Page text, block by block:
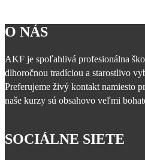
O NÁS
AKF je spoľahlivá profesionálna
dlhoročnou tradíciou a starostlivo
Preferujeme živý kontakt namiesto
naše kurzy sú obsahovo veľmi
SOCIÁLNE SIETE